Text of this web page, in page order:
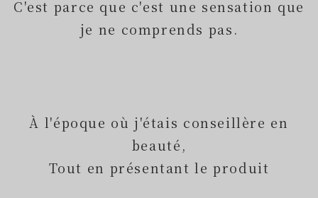
C'est parce que c'est une sensation que
je ne comprends pas.
À l'époque où j'étais conseillère en
beauté,
Tout en présentant le produit